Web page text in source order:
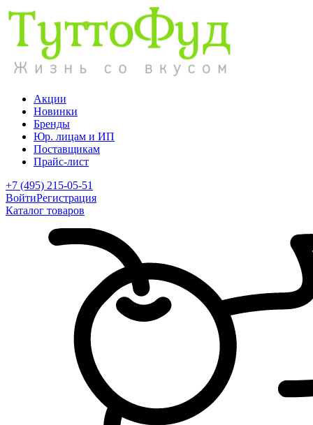
Акции
Новинки
Бренды
Юр. лицам и ИП
Поставщикам
Прайс-лист
+7 (495) 215-05-51
ВойтиРегистрация
Каталог товаров